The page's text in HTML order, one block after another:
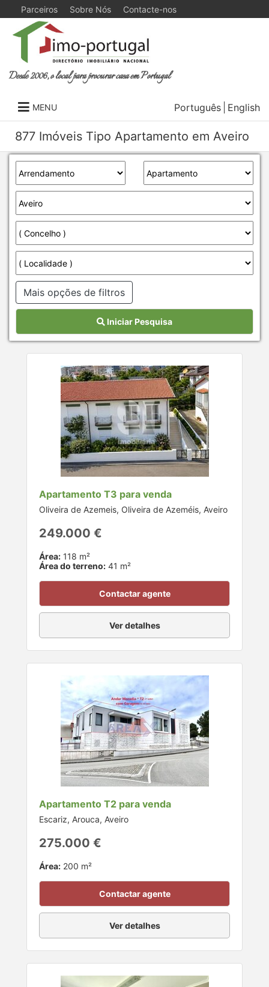
Parceiros Sobre Nós Contacte-nos
Desde 2006, o local para procurar casa em Portugal
MENU Português English
877 Imóveis Tipo Apartamento em Aveiro
Mais opções de filtros
Iniciar Pesquisa
Apartamento T3 para venda
Oliveira de Azemeis, Oliveira de Azeméis, Aveiro
249.000 €
Área: 118 m²
Área do terreno: 41 m²
Contactar agente
Ver detalhes
Apartamento T2 para venda
Escariz, Arouca, Aveiro
275.000 €
Área: 200 m²
Contactar agente
Ver detalhes